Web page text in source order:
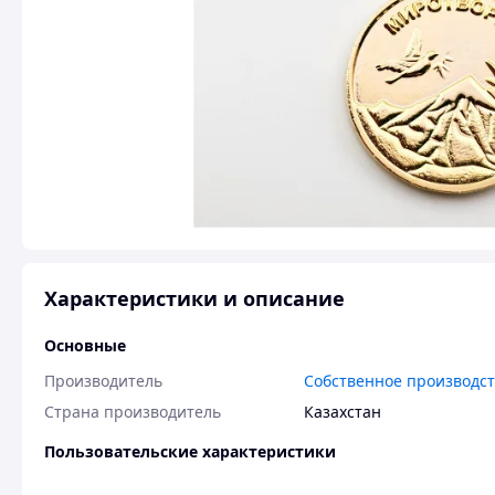
Характеристики и описание
Основные
Производитель
Собственное
Страна производитель
Казахстан
Пользовательские характеристики